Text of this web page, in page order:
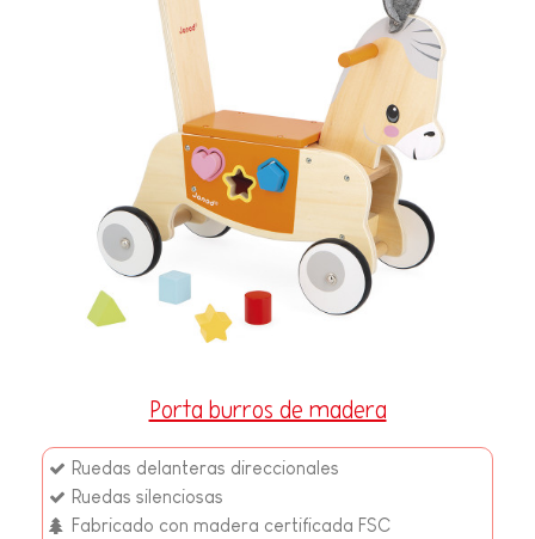
Porta burros de madera
Ruedas delanteras direccionales
Ruedas silenciosas
Fabricado con madera certificada FSC